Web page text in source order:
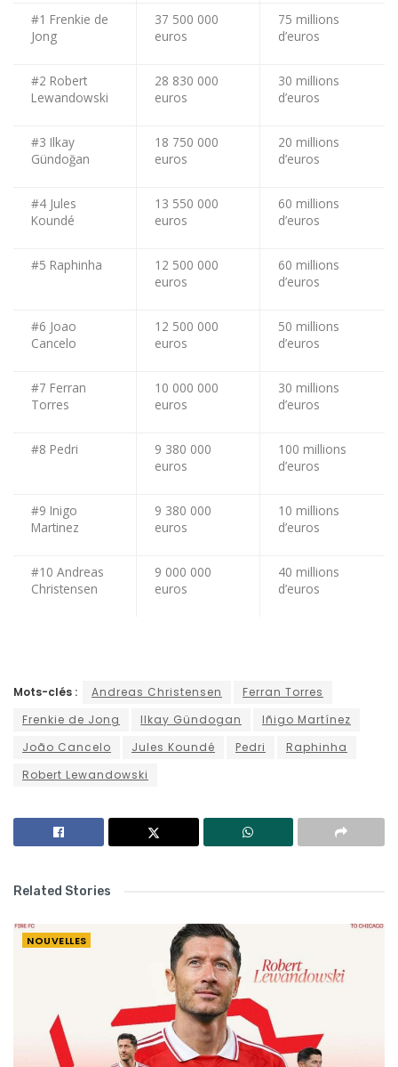
#1 Frenkie de
Jong
37 500 000
euros
75 millions
d’euros
#2 Robert
Lewandowski
28 830 000
euros
30 millions
d’euros
#3 Ilkay
Gündoğan
18 750 000
euros
20 millions
d’euros
#4 Jules
Koundé
13 550 000
euros
60 millions
d’euros
#5 Raphinha
12 500 000
euros
60 millions
d’euros
#6 Joao
Cancelo
12 500 000
euros
50 millions
d’euros
#7 Ferran
Torres
10 000 000
euros
30 millions
d’euros
#8 Pedri
9 380 000
euros
100 millions
d’euros
#9 Inigo
Martinez
9 380 000
euros
10 millions
d’euros
#10 Andreas
Christensen
9 000 000
euros
40 millions
d’euros
Mots-clés : Andreas Christensen
Ferran Torres
Frenkie de Jong
Ilkay Gündogan
Iñigo Martínez
João Cancelo
Jules Koundé Pedri
Raphinha
Robert Lewandowski
Related Stories
NOUVELLES